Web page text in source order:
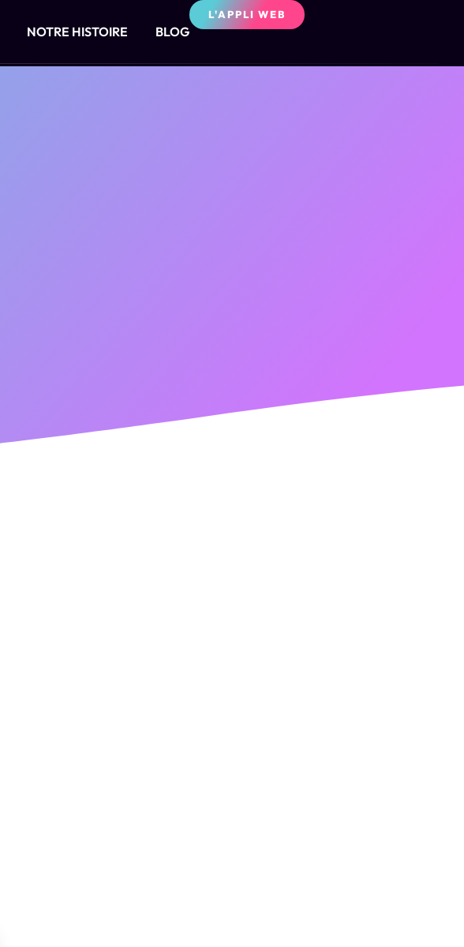
NOTRE HISTOIRE BLOG
L'APPLI WEB